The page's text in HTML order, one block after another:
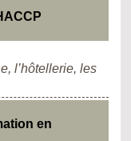
l’hôtellerie, les
en